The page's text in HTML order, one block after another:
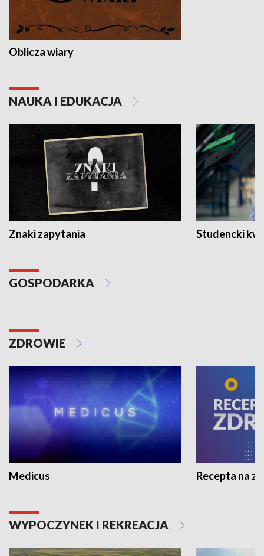
Oblicza wiary
NAUKA I EDUKACJA
Znaki zapytania Studencki
GOSPODARKA
ZDROWIE
Medicus Recepta na
WYPOCZYNEK I REKREACJA